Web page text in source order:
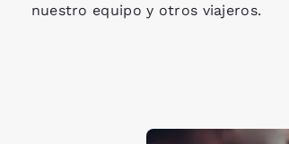
nuestro equipo y otros viajeros.